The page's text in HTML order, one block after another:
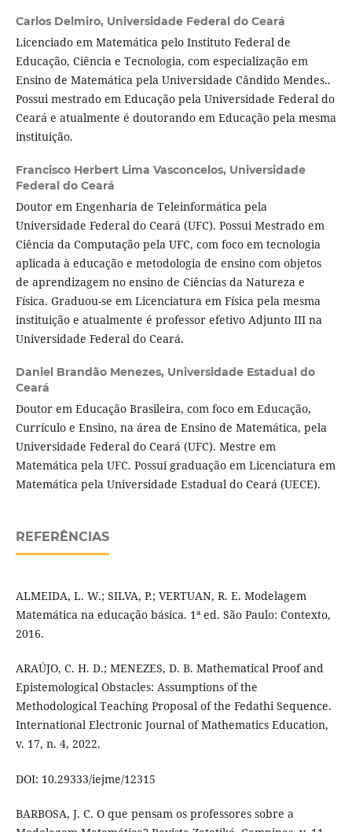
Carlos Delmiro, Universidade Federal do Ceará
Licenciado em Matemática pelo Instituto Federal de
Educação, Ciência e Tecnologia, com especialização em
Ensino de Matemática pela Universidade Cândido Mendes..
Possui mestrado em Educação pela Universidade Federal do
Ceará e atualmente é doutorando em Educação pela mesma
instituição.
Francisco Herbert Lima Vasconcelos, Universidade
Federal do Ceará
Doutor em Engenharia de Teleinformática pela
Universidade Federal do Ceará (UFC). Possui Mestrado em
Ciência da Computação pela UFC, com foco em tecnologia
aplicada à educação e metodologia de ensino com objetos
de aprendizagem no ensino de Ciências da Natureza e
Física. Graduou-se em Licenciatura em Física pela mesma
instituição e atualmente é professor efetivo Adjunto III na
Universidade Federal do Ceará.
Daniel Brandão Menezes, Universidade Estadual do
Ceará
Doutor em Educação Brasileira, com foco em Educação,
Currículo e Ensino, na área de Ensino de Matemática, pela
Universidade Federal do Ceará (UFC). Mestre em
Matemática pela UFC. Possui graduação em Licenciatura em
Matemática pela Universidade Estadual do Ceará (UECE).
REFERÊNCIAS
ALMEIDA, L. W.; SILVA, P.; VERTUAN, R. E. Modelagem
Matemática na educação básica. 1ª ed. São Paulo: Contexto,
2016.
ARAÚJO, C. H. D.; MENEZES, D. B. Mathematical Proof and
Epistemological Obstacles: Assumptions of the
Methodological Teaching Proposal of the Fedathi Sequence.
International Electronic Journal of Mathematics Education,
v. 17, n. 4, 2022.
DOI: 10.29333/iejme/12315
BARBOSA, J. C. O que pensam os professores sobre a